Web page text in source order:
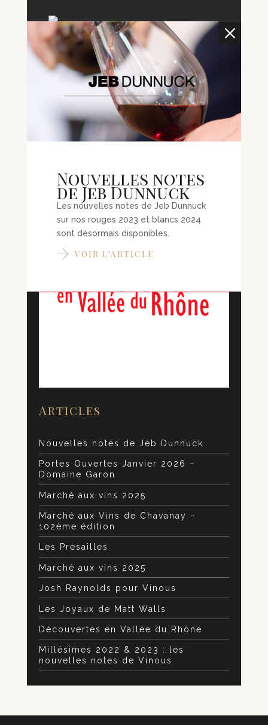
Articles
Nouvelles notes de Jeb Dunnuck
Portes Ouvertes Janvier 2026 –
Domaine Garon
Marché aux vins 2025
Marché aux Vins de Chavanay –
102ème édition
Les Presailles
Marché aux vins 2025
Josh Raynolds pour Vinous
Les Joyaux de Matt Walls
Découvertes en Vallée du Rhône
Millésimes 2022 & 2023 : les
nouvelles notes de Vinous
Nouvelles notes
de Jeb Dunnuck
Les nouvelles notes de Jeb Dunnuck
sur nos rouges 2023 et blancs 2024
sont désormais disponibles.
VOIR L'ARTICLE
M